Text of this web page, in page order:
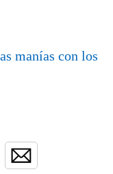
manías con los